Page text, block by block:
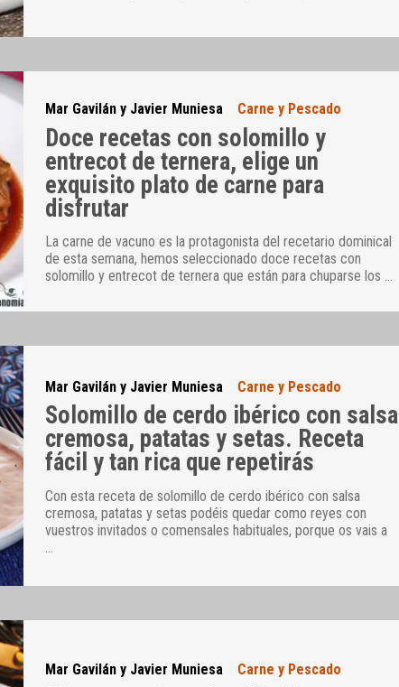
Mar Gavilán y Javier Muniesa Carne y Pescado
Doce recetas con solomillo y
entrecot de ternera, elige un
exquisito plato de carne para
disfrutar
La carne de vacuno es la protagonista del recetario dominical
de esta semana, hemos seleccionado doce recetas con
solomillo y entrecot de ternera que están para chuparse los …
Mar Gavilán y Javier Muniesa Carne y Pescado
Solomillo de cerdo ibérico con salsa
cremosa, patatas y setas. Receta
fácil y tan rica que repetirás
Con esta receta de solomillo de cerdo ibérico con salsa
cremosa, patatas y setas podéis quedar como reyes con
vuestros invitados o comensales habituales, porque os vais a
Mar Gavilán y Javier Muniesa Carne y Pescado